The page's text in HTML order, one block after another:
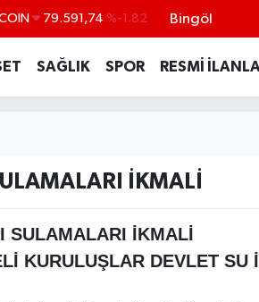
45,43620 %0.02
79.591,74 %-1.82
Bingöl
SAĞLIK SPOR RESMİ
İKMALİ
SULAMALARI İKMALİ
KURULUŞLAR DEVLET SU